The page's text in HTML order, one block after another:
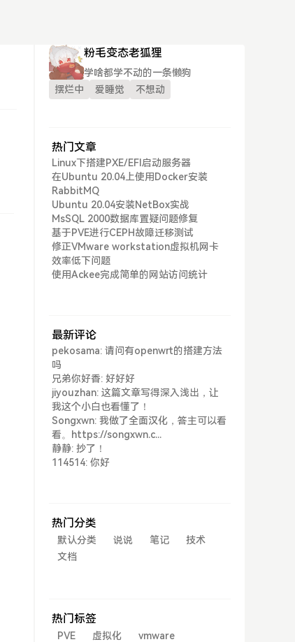
粉毛变态老狐狸
学啥都学不动的一条懒狗
摆烂中
爱睡觉 不想动
热门文章
Linux下搭建PXE/EFI启动服务器
在Ubuntu 20.04上使用Docker安装
RabbitMQ
Ubuntu 20.04安装NetBox实战
MsSQL 2000数据库置疑问题修复
基于PVE进行CEPH故障迁移测试
修正VMware workstation虚拟机网卡
效率低下问题
使用Ackee完成简单的网站访问统计
最新评论
pekosama: 请问有openwrt的搭建方法
吗
兄弟你好香: 好好好
jiyouzhan: 这篇文章写得深入浅出，让
我这个小白也看懂了！
Songxwn: 我做了全面汉化，答主可以看
看。https://songxwn.c...
静静: 抄了！
114514: 你好
热门分类
默认分类 说说 笔记
技术
文档
热门标签
PVE 虚拟化
vmware